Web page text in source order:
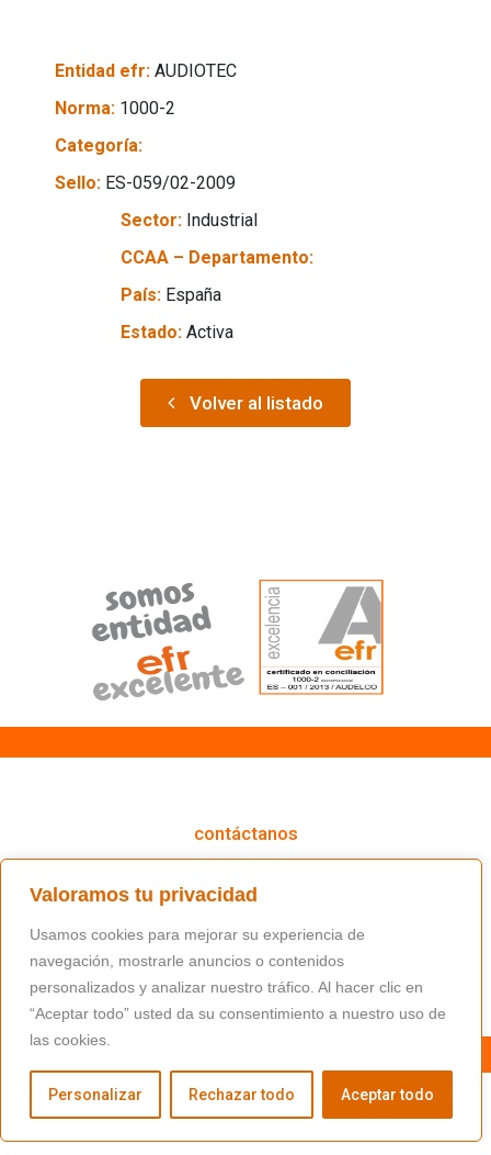
Valoramos tu privacidad
Usamos cookies para mejorar su experiencia de
navegación, mostrarle anuncios o contenidos
personalizados y analizar nuestro tráfico. Al hacer clic en
“Aceptar todo” usted da su consentimiento a nuestro uso de
las cookies.
Personalizar Rechazar todo Aceptar todo
Entidad efr: AUDIOTEC
Norma: 1000-2
Categoría:
Sello: ES-059/02-2009
Sector: Industrial
CCAA – Departamento:
País: España
Estado: Activa
Volver al listado
contáctanos
(+34) 91 766 98 56 / fundacion@masfamilia.org
síguenos en nuestras redes sociales